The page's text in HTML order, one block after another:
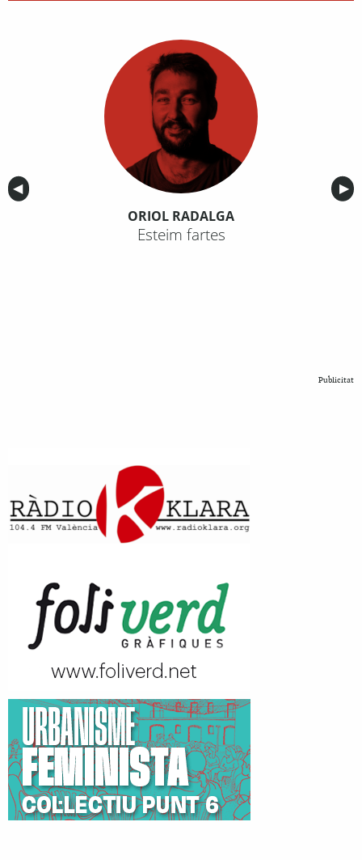
Anterior
◀︎ ▶︎
ORIOL RADALGA
Esteim fartes
Publicitat